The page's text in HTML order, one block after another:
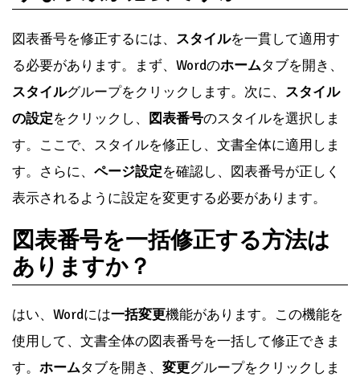
図表番号を修正するには、 スタイルを一貫して適用す
る必要があります。まず、Wordのホームタブを開き、
スタイルグループをクリックします。次に、 スタイル
の設定をクリックし、 図表番号のスタイルを選択しま
す。ここで、スタイルを修正し、文書全体に適用しま
す。さらに、 ページ設定を確認し、図表番号が正しく
表示されるように設定を変更する必要があります。
図表番号を一括修正する方法は
ありますか？
はい、Wordには一括変更機能があります。この機能を
使用して、文書全体の図表番号を一括して修正できま
す。 ホームタブを開き、 変更グループをクリックしま